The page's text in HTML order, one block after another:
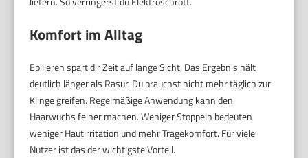
Komfort im Alltag
Epilieren spart dir Zeit auf lange Sicht. Das Ergebnis hält
deutlich länger als Rasur. Du brauchst nicht mehr täglich zur
Klinge greifen. Regelmäßige Anwendung kann den
Haarwuchs feiner machen. Weniger Stoppeln bedeuten
weniger Hautirritation und mehr Tragekomfort. Für viele
Nutzer ist das der wichtigste Vorteil.